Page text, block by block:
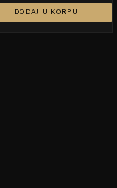
DODAJ U KORPU